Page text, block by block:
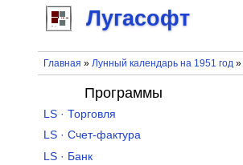
Лугасофт
Главная » Лунный календарь на 1951 год»
Программы
LS · Торговля
LS · Счет-фактура
LS · Банк